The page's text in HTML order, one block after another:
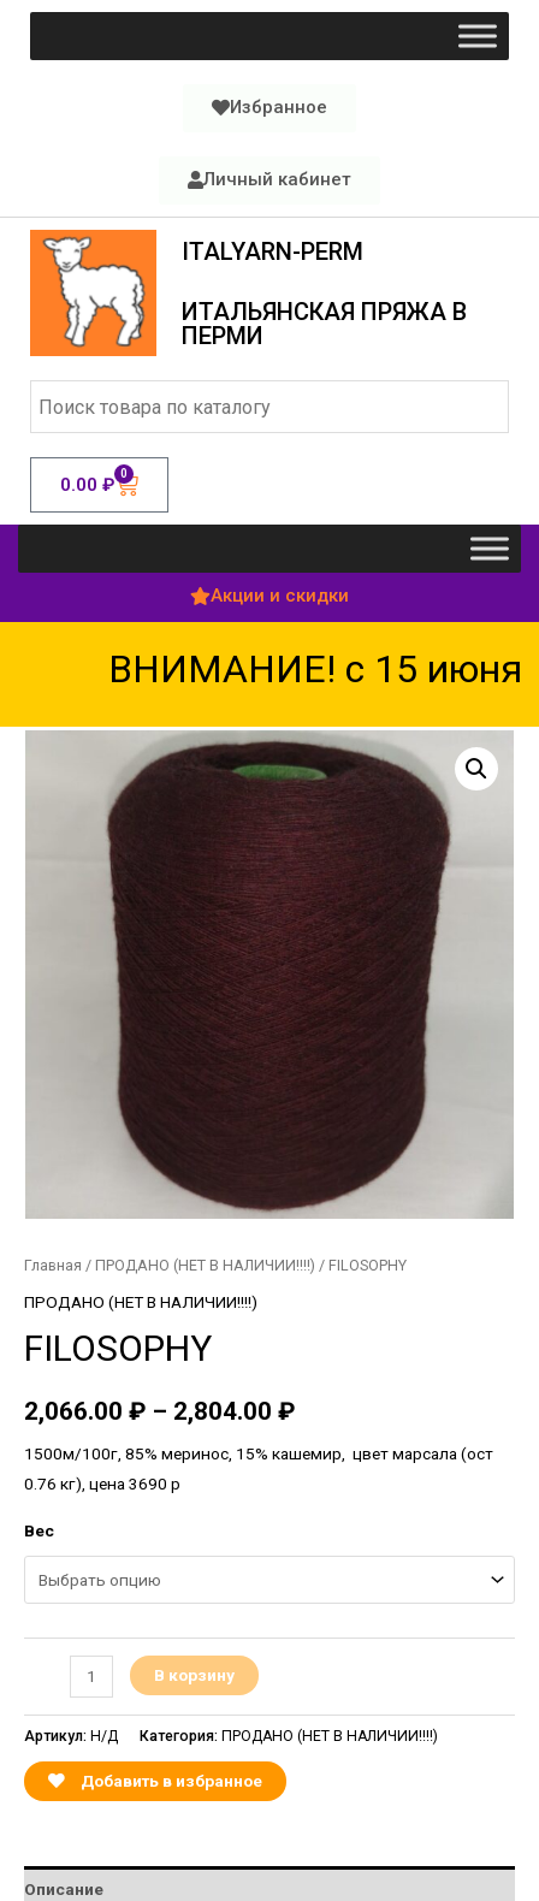
Избранное
Личный кабинет
ITALYARN-PERM
ИТАЛЬЯНСКАЯ ПРЯЖА В
ПЕРМИ
0.00 ₽ 0
Акции и скидки
ВНИМАНИЕ! с 15 июня
Главная / ПРОДАНО (НЕТ В НАЛИЧИИ!!!!) / FILOSOPHY
ПРОДАНО (НЕТ В НАЛИЧИИ!!!!)
FILOSOPHY
2,066.00 ₽ – 2,804.00 ₽
1500м/100г, 85% меринос, 15% кашемир, цвет марсала (ост
0.76 кг), цена 3690 р
Вес
В корзину
Артикул: Н/Д Категория: ПРОДАНО (НЕТ В НАЛИЧИИ!!!!)
Добавить в избранное
Описание